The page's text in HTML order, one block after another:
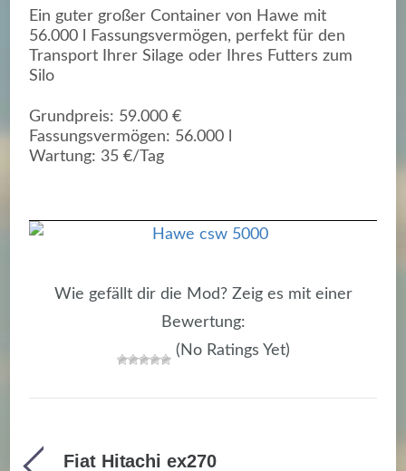
Ein guter großer Container von Hawe mit
56.000 l Fassungsvermögen, perfekt für den
Transport Ihrer Silage oder Ihres Futters zum
Silo
Grundpreis: 59.000 €
Fassungsvermögen: 56.000 l
Wartung: 35 €/Tag
Wie gefällt dir die Mod? Zeig es mit einer
Bewertung:
(No Ratings Yet)
Fiat Hitachi ex270